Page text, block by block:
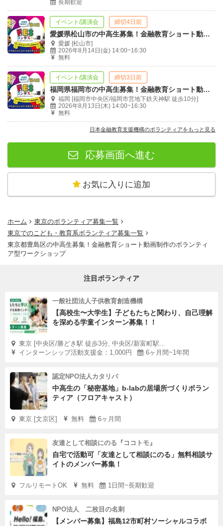
長期歓迎
イベント/講演会 締切4日前
愛媛県松山市の中高生募集！金融教育ショート動画制作のボランティア型ワークショップ
愛媛 [松山市]
2026年8月14日(金) 14:00~16:30
無料
イベント/講演会 締切3日前
福岡県福岡市の中高生募集！金融教育ショート動画制作のボランティア型ワークショップ
福岡 [福岡市中央区/福岡市営地下鉄天神駅 徒歩10分]
2026年8月13日(木) 14:00~16:30
無料
日本金融教育支援機構のボランティアをもっと見る
応募画面へ進む
お気に入りに追加
ホーム
東京のボランティア募集一覧
東京でのこども・教育系ボランティア募集一覧
東京都豊島区の中高生募集！金融教育ショート動画制作のボランティ
ア型ワークショップ
注目ボランティア
一般社団法人子供教育創造機構
【高校生〜大学生】子どもたちと関わり、自己理解
を深める学童インターン募集！！
東京 [中央区/勝どき駅 徒歩3分, 中央区/新富町駅...
インターンシップ活動支援金：1,000円
6ヶ月間~1年間
認定NPO法人カタリバ
中高生の「秘密基地」b-labの居場所づくりボラン
ティア（フロアキャスト）
東京 [文京区] 無料 6ヶ月間
友達として相談にのる『ココトモ』
自宅で活動可「友達として相談にのる」無料相談サ
イトのメンバー募集！
フルリモートOK 無料 1日間~長期歓迎
NPO法人 二枚目の名刺
【メンバー募集】福島12市町村ソーシャルコラボ